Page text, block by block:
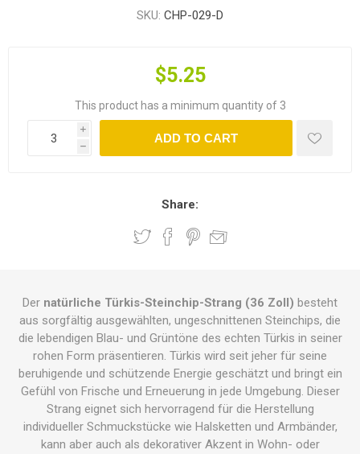
SKU: CHP-029-D
$5.25
This product has a minimum quantity of 3
i
h
ADD TO CART
Share:
Der natürliche Türkis-Steinchip-Strang (36 Zoll) besteht
aus sorgfältig ausgewählten, ungeschnittenen Steinchips, die
die lebendigen Blau- und Grüntöne des echten Türkis in seiner
rohen Form präsentieren. Türkis wird seit jeher für seine
beruhigende und schützende Energie geschätzt und bringt ein
Gefühl von Frische und Erneuerung in jede Umgebung. Dieser
Strang eignet sich hervorragend für die Herstellung
individueller Schmuckstücke wie Halsketten und Armbänder,
kann aber auch als dekorativer Akzent in Wohn- oder